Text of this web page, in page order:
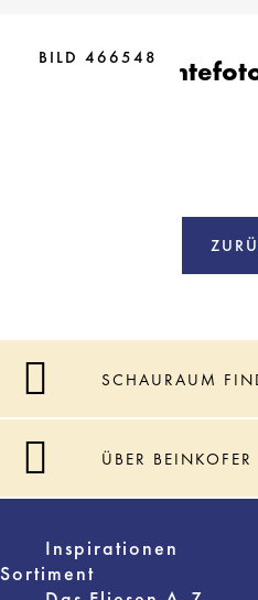
BILD 466548
SCHAURAUM
ÜBER BEINKOFER
Inspirationen
Sortiment